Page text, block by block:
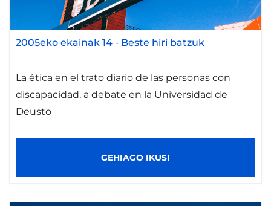
2005eko ekainak 14 - Beste hiri batzuk
La ética en el trato diario de las personas con
discapacidad, a debate en la Universidad de
Deusto
GEHIAGO IKUSI